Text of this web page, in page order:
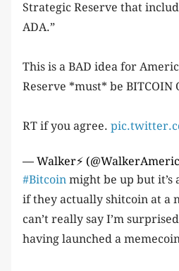
Strategic Reserve that
ADA.”
This is a BAD idea for
Reserve *must* be BITCOIN
RT if you agree.
— Walker⚡️
#Bitcoin might be up but it’s
if they actually shitcoin at a
can’t really say I’m
having launched a